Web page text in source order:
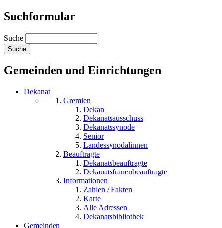
Suchformular
Suche
Gemeinden und Einrichtungen
Dekanat
Gremien
Dekan
Dekanatsausschuss
Dekanatssynode
Senior
Landessynodalinnen
Beauftragte
Dekanatsbeauftragte
Dekanatsfrauenbeauftragte
Informationen
Zahlen / Fakten
Karte
Alle Adressen
Dekanatsbibliothek
Gemeinden